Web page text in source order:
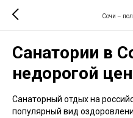
Сочи –
Санатории в
недорогой
Санаторный отдых на
популярный вид